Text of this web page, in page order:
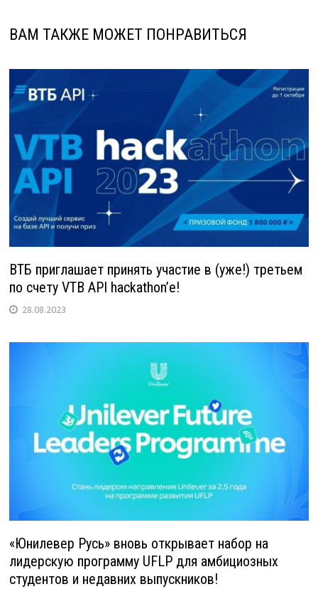
ВАМ ТАКЖЕ МОЖЕТ ПОНРАВИТЬСЯ
ВТБ приглашает принять участие в (уже!) третьем
по счету VTB API hackathon’е!
28.08.2023
«Юнилевер Русь» вновь открывает набор на
лидерскую программу UFLP для амбициозных
студентов и недавних выпускников!